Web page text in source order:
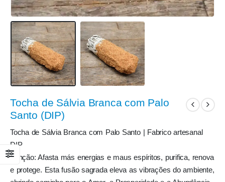
Tocha de Sálvia Branca com Palo
Santo (DIP)
Tocha de Sálvia Branca com Palo Santo | Fabrico artesanal
DIP
Função: Afasta más energias e maus espíritos, purifica, renova
e protege. Esta fusão sagrada eleva as vibrações do ambiente,